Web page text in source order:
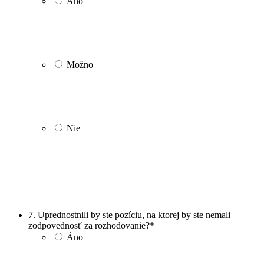
Možno
Nie
7. Uprednostnili by ste pozíciu, na ktorej by ste nemali
zodpovednosť za rozhodovanie?*
Áno